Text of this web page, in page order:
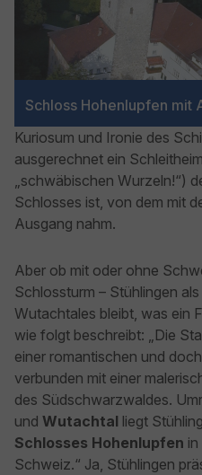
Schloss Hohenlupfen mit
Kuriosum und Ironie des
ausgerechnet ein
„schwäbischen Wurzeln!“)
Schlosses ist, von dem mit
Ausgang nahm.
Aber ob mit oder ohne
Schlossturm – Stühlingen
Wutachtales bleibt, was ein
wie folgt beschreibt: „Die
einer romantischen und
verbunden mit einer
des Südschwarzwaldes.
und Wutachtal liegt
Schlosses Hohenlupfen
Schweiz.“ Ja, Stühlingen